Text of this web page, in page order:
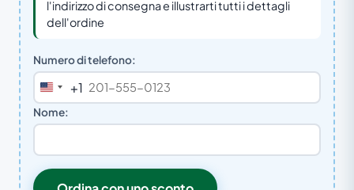
l'indirizzo di consegna e illustrarti tutti i dettagli
dell'ordine
Numero di telefono:
United
States
+1
Nome: